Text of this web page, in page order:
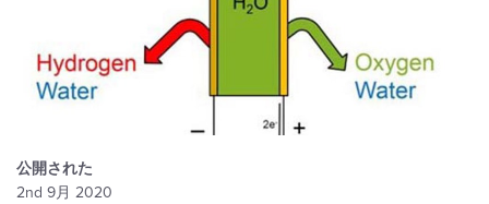
公開された
2nd 9月 2020